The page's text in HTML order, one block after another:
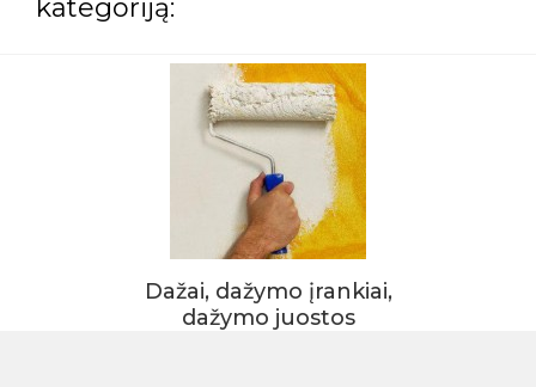
kategoriją:
Dažai, dažymo įrankiai,
dažymo juostos